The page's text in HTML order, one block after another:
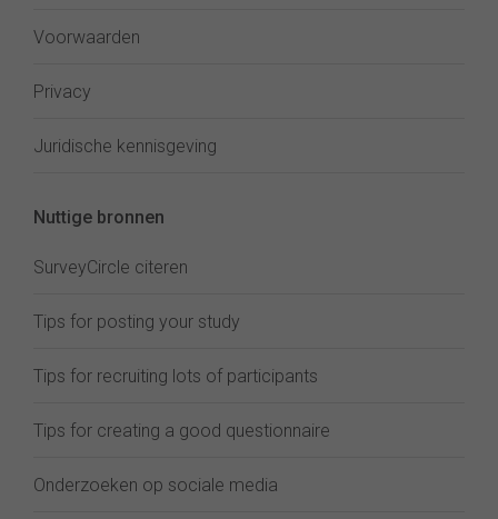
Voorwaarden
Privacy
Juridische kennisgeving
Nuttige bronnen
SurveyCircle citeren
Tips for posting your study
Tips for recruiting lots of participants
Tips for creating a good questionnaire
Onderzoeken op sociale media